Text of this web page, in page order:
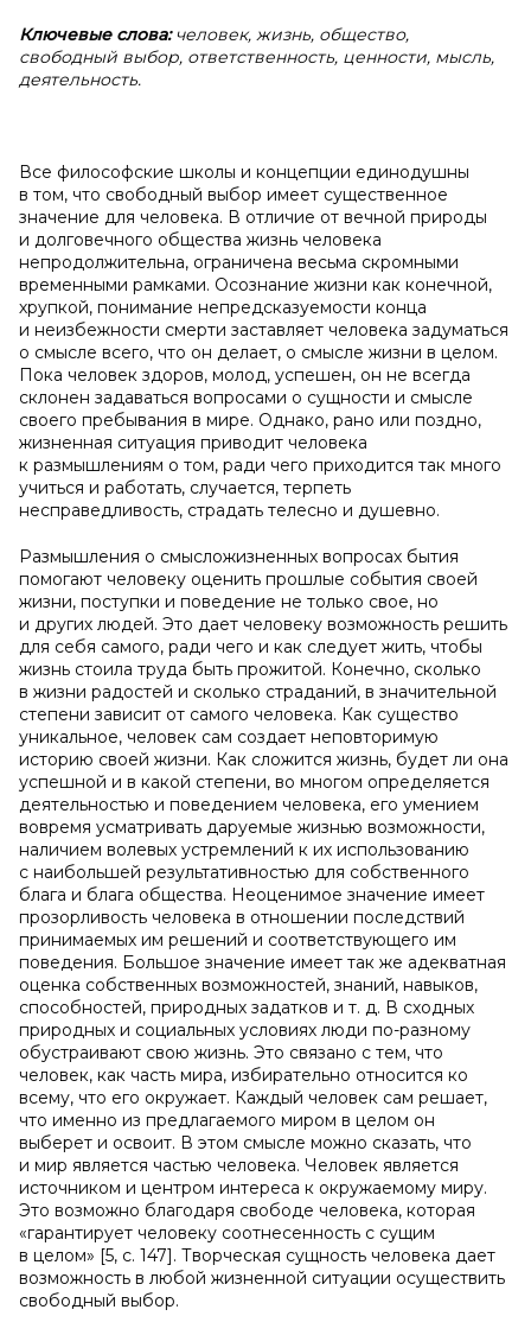
Ключевые слова: человек, жизнь, общество,
свободный выбор, ответственность, ценности, мысль,
деятельность.
Все философские школы и концепции единодушны
в том, что свободный выбор имеет существенное
значение для человека. В отличие от вечной природы
и долговечного общества жизнь человека
непродолжительна, ограничена весьма скромными
временными рамками. Осознание жизни как конечной,
хрупкой, понимание непредсказуемости конца
и неизбежности смерти заставляет человека задуматься
о смысле всего, что он делает, о смысле жизни в целом.
Пока человек здоров, молод, успешен, он не всегда
склонен задаваться вопросами о сущности и смысле
своего пребывания в мире. Однако, рано или поздно,
жизненная ситуация приводит человека
к размышлениям о том, ради чего приходится так много
учиться и работать, случается, терпеть
несправедливость, страдать телесно и душевно.
Размышления о смысложизненных вопросах бытия
помогают человеку оценить прошлые события своей
жизни, поступки и поведение не только свое, но
и других людей. Это дает человеку возможность решить
для себя самого, ради чего и как следует жить, чтобы
жизнь стоила труда быть прожитой. Конечно, сколько
в жизни радостей и сколько страданий, в значительной
степени зависит от самого человека. Как существо
уникальное, человек сам создает неповторимую
историю своей жизни. Как сложится жизнь, будет ли она
успешной и в какой степени, во многом определяется
деятельностью и поведением человека, его умением
вовремя усматривать даруемые жизнью возможности,
наличием волевых устремлений к их использованию
с наибольшей результативностью для собственного
блага и блага общества. Неоценимое значение имеет
прозорливость человека в отношении последствий
принимаемых им решений и соответствующего им
поведения. Большое значение имеет так же адекватная
оценка собственных возможностей, знаний, навыков,
способностей, природных задатков и т. д. В сходных
природных и социальных условиях люди по-разному
обустраивают свою жизнь. Это связано с тем, что
человек, как часть мира, избирательно относится ко
всему, что его окружает. Каждый человек сам решает,
что именно из предлагаемого миром в целом он
выберет и освоит. В этом смысле можно сказать, что
и мир является частью человека. Человек является
источником и центром интереса к окружаемому миру.
Это возможно благодаря свободе человека, которая
«гарантирует человеку соотнесенность с сущим
в целом» [5, c. 147]. Творческая сущность человека дает
возможность в любой жизненной ситуации осуществить
свободный выбор.